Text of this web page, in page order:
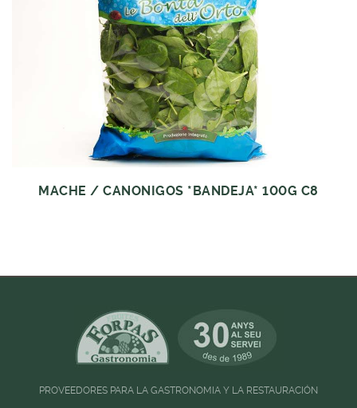
MACHE / CANONIGOS *BANDEJA* 100G C8
PROVEEDORES PARA LA GASTRONOMIA Y LA RESTAURACIÓN